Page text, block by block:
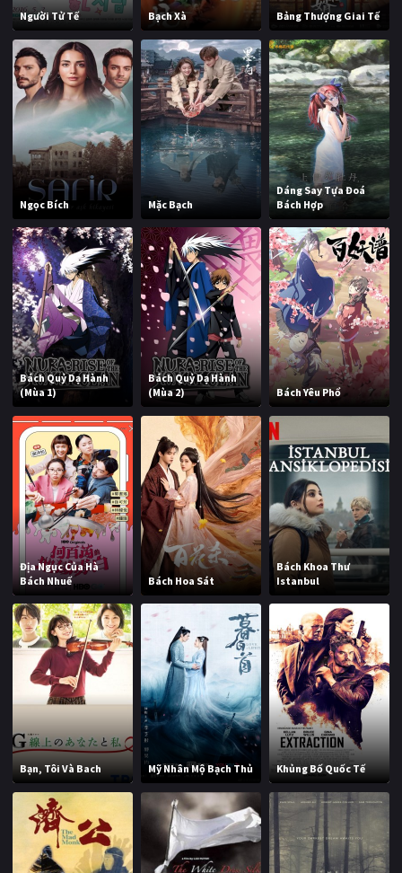
Người Tử Tế Bạch Xà Bảng Thượng Giai Tế
Ngọc Bích Mặc Bạch
Dáng Say Tựa Đoá
Bách Hợp
Bách Quỷ Dạ Hành
(Mùa 1)
Bách Quỷ Dạ Hành
(Mùa 2)
Bách Yêu Phổ
Địa Ngục Của Hà
Bách Nhuế
Bách Hoa Sát
Bách Khoa Thư
Istanbul
Bạn, Tôi Và Bach Mỹ Nhân Mộ Bạch Thủ Khủng Bố Quốc Tế